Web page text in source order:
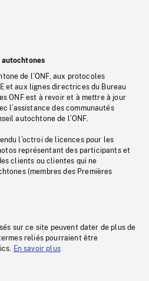
de l’ONF, aux protocoles
et aux lignes directrices du Bureau
ONF est à revoir et à mettre à jour
l’assistance des communautés
autochtone de l’ONF.
l’octroi de licences pour les
représentant des participants et
clients ou clientes qui ne
(membres des Premières
sur ce site peuvent dater de plus de
reliés pourraient être
En savoir plus